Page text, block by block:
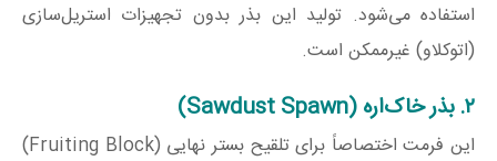
استفاده می‌شود. تولید این بذر بدون تجهیزات استریل‌سازی
(اتوکلاو) غیرممکن است.
۲. بذر خاک‌اره (Sawdust Spawn)
این فرمت اختصاصاً برای تلقیح بستر نهایی (Fruiting Block)